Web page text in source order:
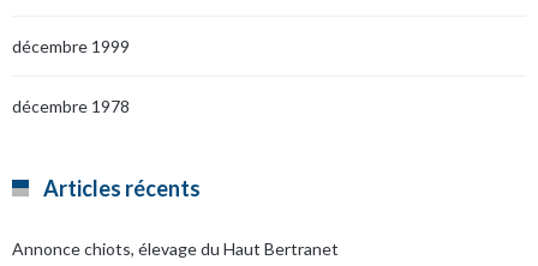
décembre 1999
décembre 1978
Articles récents
Annonce chiots, élevage du Haut Bertranet